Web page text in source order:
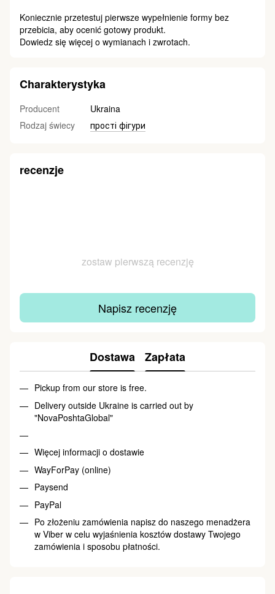
Koniecznie przetestuj pierwsze wypełnienie formy bez
przebicia, aby ocenić gotowy produkt.
Dowiedz się więcej o wymianach i zwrotach.
Charakterystyka
Producent
Ukraina
Rodzaj świecy
прості фігури
recenzje
zostaw pierwszą recenzję
Napisz recenzję
Dostawa Zapłata
Pickup from our store is free.
Delivery outside Ukraine is carried out by
"NovaPoshtaGlobal"
Więcej informacji o dostawie
WayForPay (online)
Paysend
PayPal
Po złożeniu zamówienia napisz do naszego menadżera
w Viber w celu wyjaśnienia kosztów dostawy Twojego
zamówienia i sposobu płatności.